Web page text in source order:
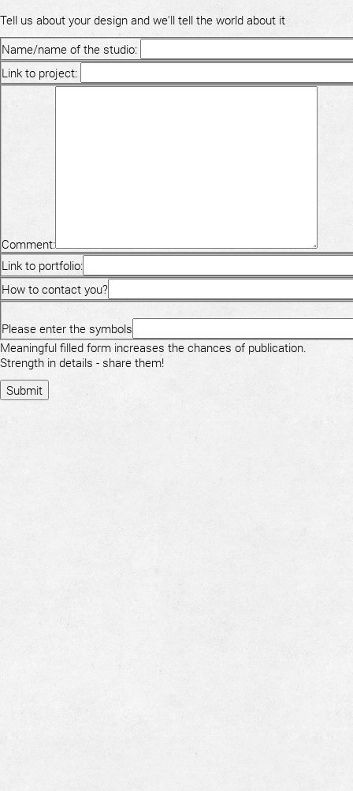
Tell us about your design and we'll tell the world about it
Name/name of the studio:
Link to project:
Comment:
Link to portfolio:
How to contact you?
Please enter the symbols
Meaningful filled form increases the chances of publication.
Strength in details - share them!